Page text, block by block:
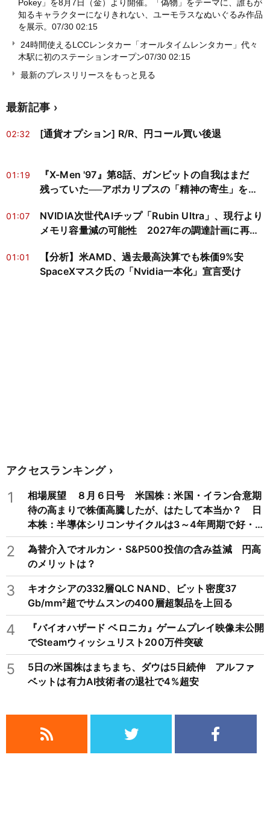
Pokey」を8月7日（金）より開催。「偽物」をテーマに、誰もが
知るキャラクターになりきれない、ユーモラスなぬいぐるみ作品
を展示。 07/30 02:15
24時間使えるLCCレンタカー「オールタイムレンタカー」代々
木駅に初のステーションオープン07/30 02:15
最新のプレスリリースをもっと見る
最新記事
02:32 [通貨オプション] R/R、円コール買い後退
01:19
『X-Men '97』第8話、ガンビットの自我はまだ
残っていた──アポカリプスの「精神の寄生」を神
01:07
NVIDIA次世代AIチップ「Rubin Ultra」、現行より
メモリ容量減の可能性 2027年の調達計画に再検
01:01
【分析】米AMD、過去最高決算でも株価9%安
SpaceXマスク氏の「Nvidia一本化」宣言受け
アクセスランキング
1
相場展望 ８月６日号 米国株：米国・イラン合意期
待の高まりで株価高騰したが、はたして本当か？ 日
本株：半導体シリコンサイクルは3～4年周期で好・
不況を繰り返すため注意
2
為替介入でオルカン・S&P500投信の含み益減 円高
のメリットは？
3
キオクシアの332層QLC NAND、ビット密度37
Gb/mm²超でサムスンの400層超製品を上回る
4
『バイオハザード ベロニカ』ゲームプレイ映像未公開
でSteamウィッシュリスト200万件突破
5
5日の米国株はまちまち、ダウは5日続伸 アルファ
ベットは有力AI技術者の退社で4%超安